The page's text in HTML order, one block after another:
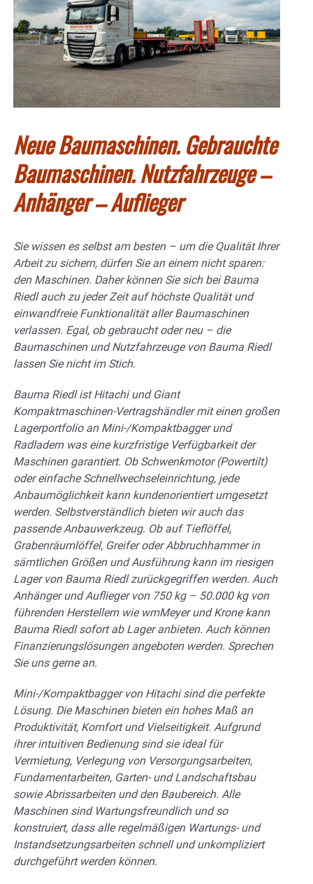
Neue Baumaschinen. Gebrauchte
Baumaschinen. Nutzfahrzeuge –
Anhänger – Auflieger
Sie wissen es selbst am besten – um die Qualität Ihrer
Arbeit zu sichern, dürfen Sie an einem nicht sparen:
den Maschinen. Daher können Sie sich bei Bauma
Riedl auch zu jeder Zeit auf höchste Qualität und
einwandfreie Funktionalität aller Baumaschinen
verlassen. Egal, ob gebraucht oder neu – die
Baumaschinen und Nutzfahrzeuge von Bauma Riedl
lassen Sie nicht im Stich.
Bauma Riedl ist Hitachi und Giant
Kompaktmaschinen-Vertragshändler mit einen großen
Lagerportfolio an Mini-/Kompaktbagger und
Radladern was eine kurzfristige Verfügbarkeit der
Maschinen garantiert. Ob Schwenkmotor (Powertilt)
oder einfache Schnellwechseleinrichtung, jede
Anbaumöglichkeit kann kundenorientiert umgesetzt
werden. Selbstverständlich bieten wir auch das
passende Anbauwerkzeug. Ob auf Tieflöffel,
Grabenräumlöffel, Greifer oder Abbruchhammer in
sämtlichen Größen und Ausführung kann im riesigen
Lager von Bauma Riedl zurückgegriffen werden. Auch
Anhänger und Auflieger von 750 kg – 50.000 kg von
führenden Herstellern wie wmMeyer und Krone kann
Bauma Riedl sofort ab Lager anbieten. Auch können
Finanzierungslösungen angeboten werden. Sprechen
Sie uns gerne an.
Mini-/Kompaktbagger von Hitachi sind die perfekte
Lösung. Die Maschinen bieten ein hohes Maß an
Produktivität, Komfort und Vielseitigkeit. Aufgrund
ihrer intuitiven Bedienung sind sie ideal für
Vermietung, Verlegung von Versorgungsarbeiten,
Fundamentarbeiten, Garten- undLandschaftsbau
sowie Abrissarbeiten und den Baubereich. Alle
Maschinen sind Wartungsfreundlich und so
konstruiert, dass alle regelmäßigen Wartungs- und
Instandsetzungsarbeiten schnell und unkompliziert
durchgeführt werden können.